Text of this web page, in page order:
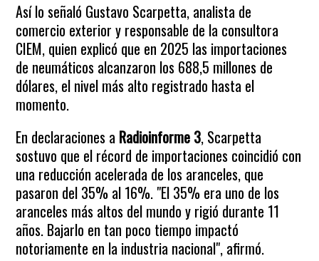
Así lo señaló Gustavo Scarpetta, analista de
comercio exterior y responsable de la consultora
CIEM, quien explicó que en 2025 las importaciones
de neumáticos alcanzaron los 688,5 millones de
dólares, el nivel más alto registrado hasta el
momento.
En declaraciones a Radioinforme 3, Scarpetta
sostuvo que el récord de importaciones coincidió con
una reducción acelerada de los aranceles, que
pasaron del 35% al 16%. "El 35% era uno de los
aranceles más altos del mundo y rigió durante 11
años. Bajarlo en tan poco tiempo impactó
notoriamente en la industria nacional", afirmó.